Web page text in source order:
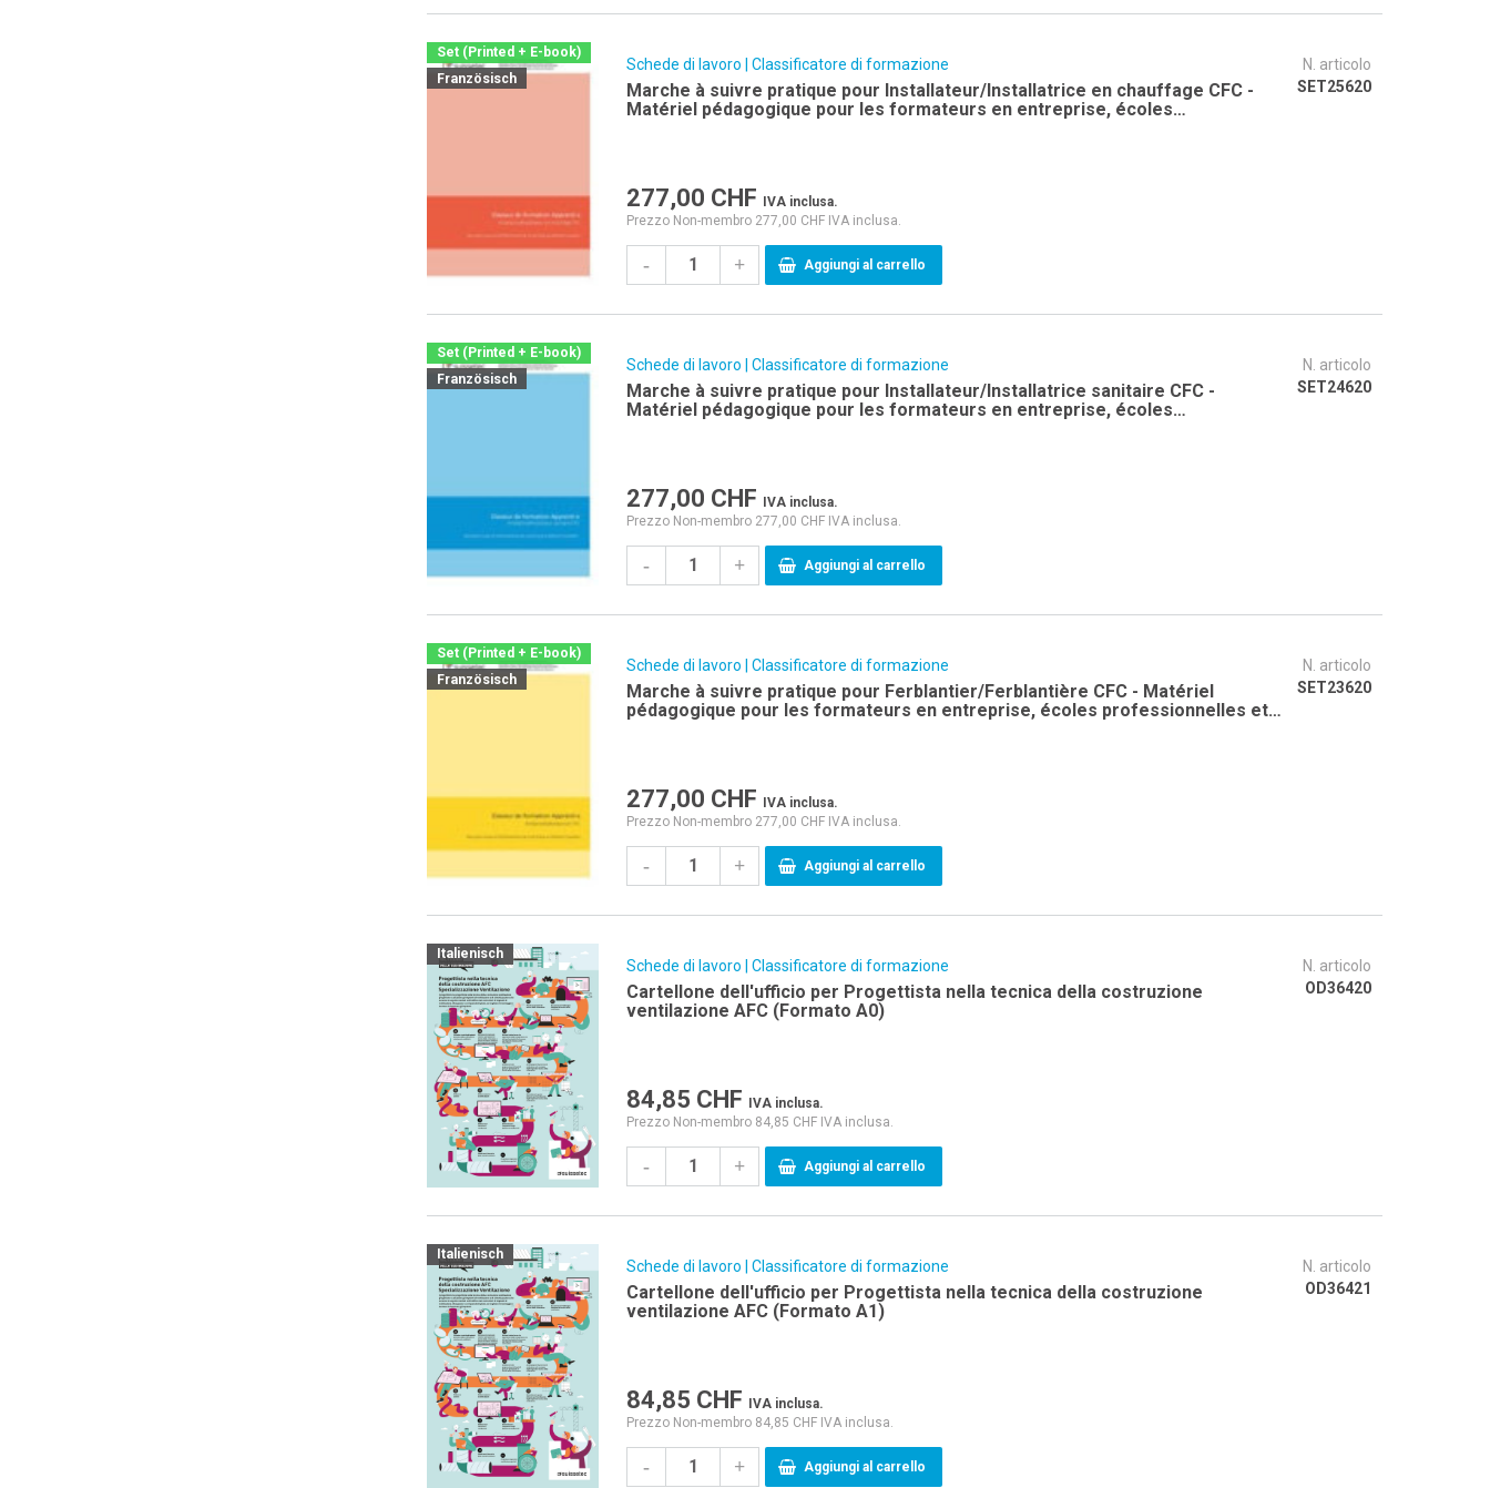
N. articolo
SET25620
Set (Printed + E-book)
Französisch
Schede di lavoro | Classificatore di formazione
Marche à suivre pratique pour Installateur/Installatrice en chauffage CFC -
Matériel pédagogique pour les formateurs en entreprise, écoles
277,00 CHF
IVA inclusa.
Prezzo Non-membro 277,00 CHF IVA inclusa.
- + Aggiungi al carrello
N. articolo
SET24620
Set (Printed + E-book)
Französisch
Schede di lavoro | Classificatore di formazione
Marche à suivre pratique pour Installateur/Installatrice sanitaire CFC -
Matériel pédagogique pour les formateurs en entreprise, écoles
277,00 CHF
IVA inclusa.
Prezzo Non-membro 277,00 CHF IVA inclusa.
- + Aggiungi al carrello
N. articolo
SET23620
Set (Printed + E-book)
Französisch
Schede di lavoro | Classificatore di formazione
Marche à suivre pratique pour Ferblantier/Ferblantière CFC - Matériel
pédagogique pour les formateurs en entreprise, écoles professionnelles et
277,00 CHF
IVA inclusa.
Prezzo Non-membro 277,00 CHF IVA inclusa.
- + Aggiungi al carrello
N. articolo
OD36420
Italienisch
Schede di lavoro | Classificatore di formazione
Cartellone dell'ufficio per Progettista nella tecnica della costruzione
ventilazione AFC (Formato A0)
84,85 CHF
IVA inclusa.
Prezzo Non-membro 84,85 CHF IVA inclusa.
- + Aggiungi al carrello
N. articolo
OD36421
Italienisch
Schede di lavoro | Classificatore di formazione
Cartellone dell'ufficio per Progettista nella tecnica della costruzione
ventilazione AFC (Formato A1)
84,85 CHF
IVA inclusa.
Prezzo Non-membro 84,85 CHF IVA inclusa.
- + Aggiungi al carrello